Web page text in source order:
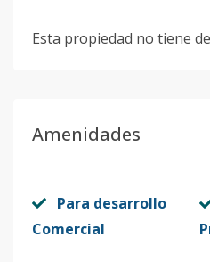
Esta propiedad no tiene
Amenidades
Para desarrollo
Comercial